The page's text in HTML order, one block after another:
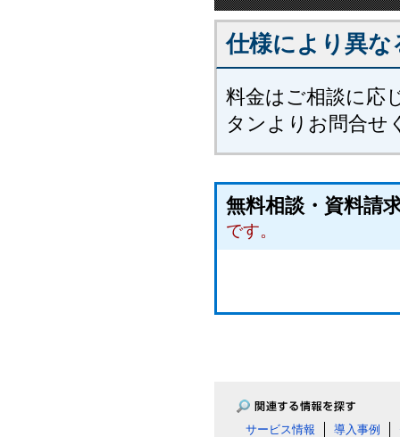
仕様により異な
料金はご相談に応
タンよりお問合せ
無料相談・資料
です。
サービス情報 導入事例